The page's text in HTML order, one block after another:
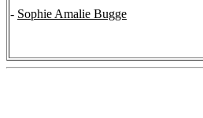
- Sophie Amalie Bugge